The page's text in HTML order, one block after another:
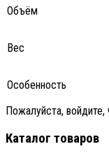
Объём
Вес
Особенность
Пожалуйста,
Каталог товаров